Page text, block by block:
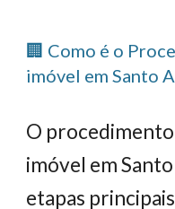
🏢 Como é o
imóvel em Santo
O
imóvel em
etapas